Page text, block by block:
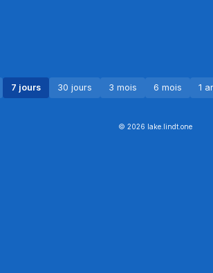
7 jours 30 jours 3 mois 6 mois 1
© 2026 lake.lindt.one